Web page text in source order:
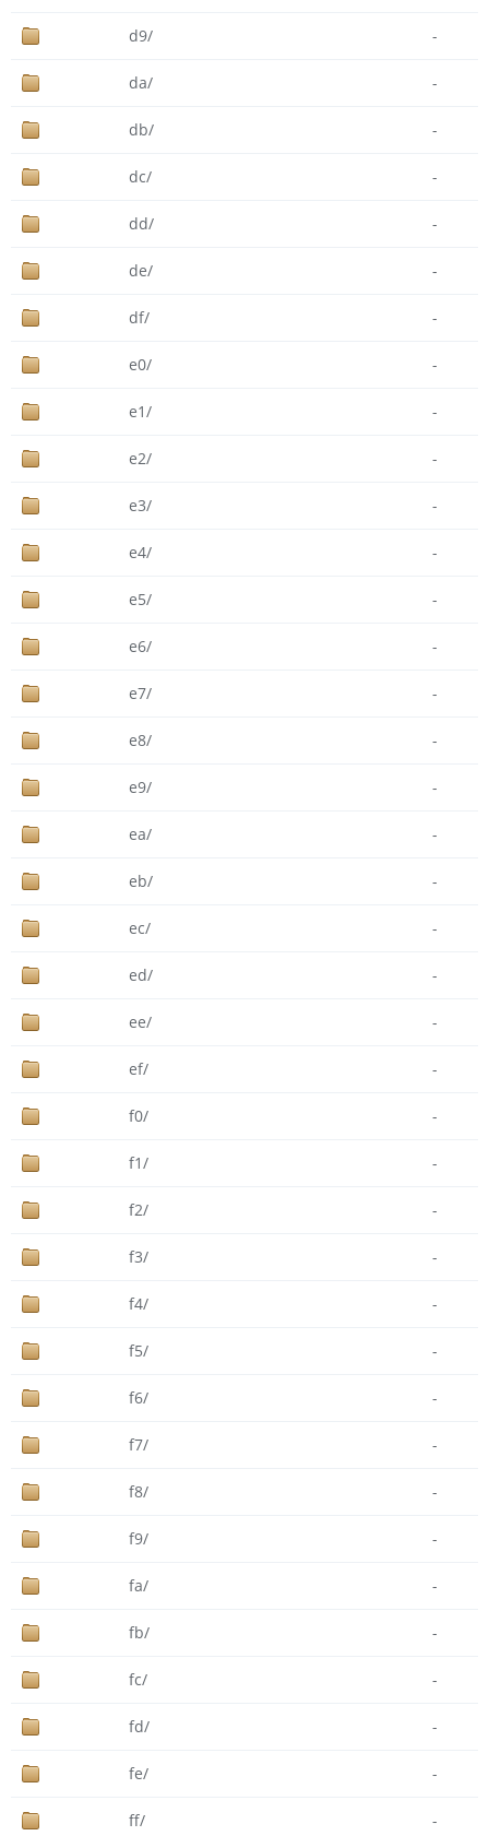
d9/ -
da/ -
db/ -
dc/ -
dd/ -
de/ -
df/ -
e0/ -
e1/ -
e2/ -
e3/ -
e4/ -
e5/ -
e6/ -
e7/ -
e8/ -
e9/ -
ea/ -
eb/ -
ec/ -
ed/ -
ee/ -
ef/ -
f0/ -
f1/ -
f2/ -
f3/ -
f4/ -
f5/ -
f6/ -
f7/ -
f8/ -
f9/ -
fa/ -
fb/ -
fc/ -
fd/ -
fe/ -
ff/ -